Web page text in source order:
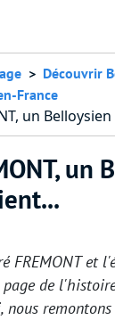
Découvrir
France
un
un
FREMONT et
de
nous